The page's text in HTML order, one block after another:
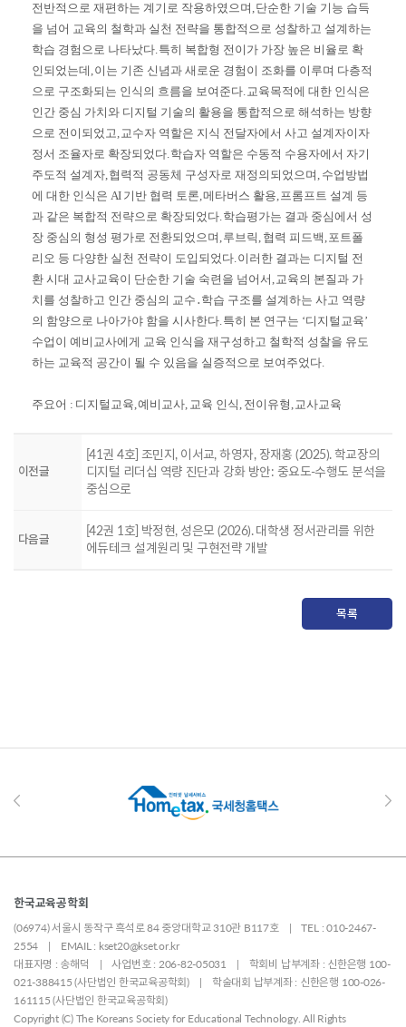
전반적으로 재편하는 계기로 작용하였으며 ,단순한 기술 기능 습득
을 넘어 교육의 철학과 실천 전략을 통합적으로 성찰하고 설계하는
학습 경험으로 나타났다.특히 복합형 전이가 가장 높은 비율로 확
인되었는데 ,이는 기존 신념과 새로운 경험이 조화를 이루며 다층적
으로 구조화되는 인식의 흐름을 보여준다.교육목적에 대한 인식은
인간 중심 가치와 디지털 기술의 활용을 통합적으로 해석하는 방향
으로 전이되었고,교수자 역할은 지식 전달자에서 사고 설계자이자
정서 조율자로 확장되었다.학습자 역할은 수동적 수용자에서 자기
주도적 설계자,협력적 공동체 구성자로 재정의되었으며 , 수업방법
에 대한 인식은 AI 기반 협력 토론,메타버스 활용,프롬프트 설계 등
과 같은 복합적 전략으로 확장되었다.학습평가는 결과 중심에서 성
장 중심의 형성 평가로 전환되었으며 ,루브릭 , 협력 피드백 ,포트폴
리오 등 다양한 실천 전략이 도입되었다.이러한 결과는 디지털 전
환 시대 교사교육이 단순한 기술 숙련을 넘어서 ,교육의 본질과 가
치를 성찰하고 인간 중심의 교수 ․ 학습 구조를 설계하는 사고 역량
의 함양으로 나아가야 함을 시사한다.특히 본 연구는 ‘디지털교육’
수업이 예비교사에게 교육 인식을 재구성하고 철학적 성찰을 유도
하는 교육적 공간이 될 수 있음을 실증적으로 보여주었다.
주요어 : 디지털교육,예비교사, 교육 인식 , 전이유형 ,교사교육
이전글
[41권 4호] 조민지, 이서교, 하영자, 장재홍 (2025). 학교장의
디지털 리더십 역량 진단과 강화 방안: 중요도-수행도 분석을
중심으로
다음글
[42권 1호] 박정현, 성은모 (2026). 대학생 정서관리를 위한
에듀테크 설계원리 및 구현전략 개발
목록
한국교육공학회
(06974) 서울시 동작구 흑석로 84 중앙대학교 310관 B117호 | TEL : 010-2467-
2554 | EMAIL : kset20@kset.or.kr
대표자명 : 송해덕 | 사업번호 : 206-82-05031 | 학회비 납부계좌 : 신한은행 100-
021-388415 (사단법인 한국교육공학회) | 학술대회 납부계좌 : 신한은행 100-026-
161115 (사단법인 한국교육공학회)
Copyright (C) The Koreans Society for Educational Technology. All Rights